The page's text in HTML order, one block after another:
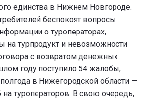
единства в Нижнем Новгороде.
беспокоят вопросы
о туроператорах,
на турпродукт и невозможности
с возвратом денежных
году поступило 54 жалобы,
в Нижегородской области —
туроператоров. В свою очередь,